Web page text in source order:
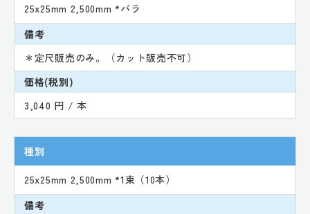
25x25mm 2,500mm *バラ
備考
＊定尺販売のみ。（カット販売不可）
価格(税別)
3,040 円 / 本
種別
25x25mm 2,500mm *1束（10本）
備考